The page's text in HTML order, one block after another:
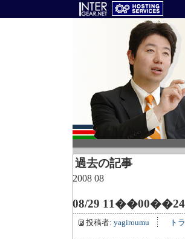
過去の記事
2008 08
08/29
投稿者: yagiroumu ト